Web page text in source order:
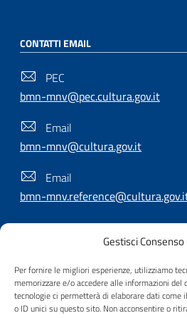
Gestisci Consenso
Per fornire le migliori esperienze, utilizziamo
memorizzare e/o accedere alle informazioni
tecnologie ci permetterà di elaborare dati come
o ID unici su questo sito. Non acconsentire o
CONTATTI EMAIL
PEC
bmn-mnv@pec.cultura.gov.it
Email
bmn-mnv@cultura.gov.it
Email
bmn-